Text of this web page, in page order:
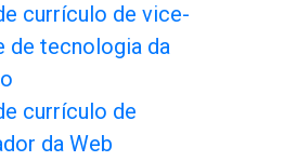
currículo de vice-
de tecnologia da
currículo de
da Web